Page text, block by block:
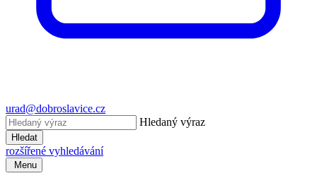
urad@dobroslavice.cz
Hledaný výraz
Hledat
rozšířené vyhledávání
Menu